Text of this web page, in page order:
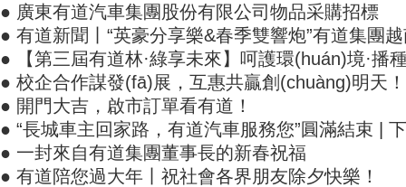
● 廣東有道汽車集團股份有限公司物品采購招標
● 有道新聞丨“英豪分享樂&春季雙響炮”有道集團
● 【第三屆有道林·綠享未來】呵護環(huán)境·
● 校企合作謀發(fā)展，互惠共贏創(chuàng)明天！
● 開門大吉，啟市訂單看有道！
● “長城車主回家路，有道汽車服務您”圓滿結束 |
● 一封來自有道集團董事長的新春祝福
● 有道陪您過大年丨祝社會各界朋友除夕快樂！